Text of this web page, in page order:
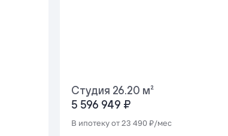
Студия 26.20 м²
5 596 949 ₽
В ипотеку от 23 490 ₽/мес